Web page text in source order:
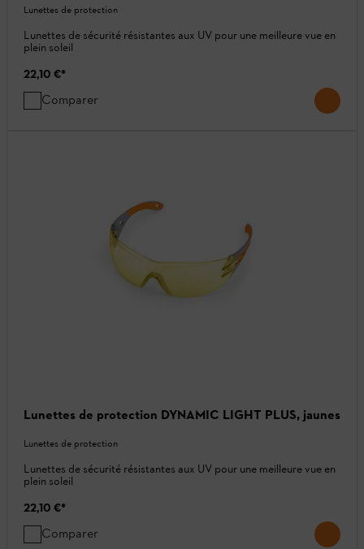
Lunettes de protection
Lunettes de sécurité résistantes aux UV pour une meilleure vue en
plein soleil
22,10 €*
Comparer
Lunettes de protection DYNAMIC LIGHT PLUS, jaunes
Lunettes de protection
Lunettes de sécurité résistantes aux UV pour une meilleure vue en
plein soleil
22,10 €*
Comparer